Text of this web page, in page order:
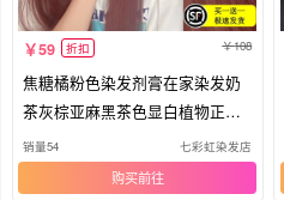
59 折扣 108
焦糖橘粉色染发剂膏在家染发奶
茶灰棕亚麻黑茶色显白植物正品
女纯
销量54 七彩虹染发店
购买